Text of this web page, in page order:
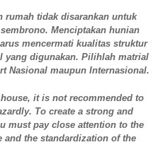
rumah tidak disarankan untuk
Menciptakan hunian
mencermati kualitas struktur
yang digunakan. Pilihlah matrial
Nasional maupun Internasional.
it is not recommended to
To create a strong and
must pay close attention to the
the standardization of the